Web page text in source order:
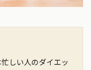
しい人のダイエッ